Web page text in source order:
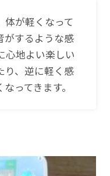
体が軽くなって
がするような感
心地よい楽しい
り、逆に軽く感
ってきます。